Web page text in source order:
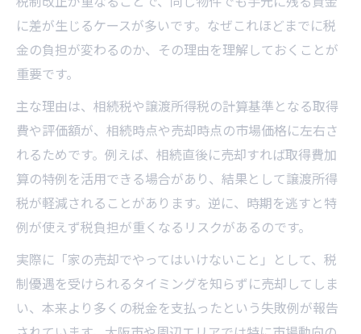
に差が生じるケースが多いです。なぜこれほどまでに税
金の負担が変わるのか、その理由を理解しておくことが
重要です。
主な理由は、相続税や譲渡所得税の計算基準となる取得
費や評価額が、相続時点や売却時点の市場価格に左右さ
れるためです。例えば、相続直後に売却すれば取得費加
算の特例を活用できる場合があり、結果として譲渡所得
税が軽減されることがあります。逆に、時期を逃すと特
例が使えず税負担が重くなるリスクがあるのです。
実際に「家の売却でやってはいけないこと」として、税
制優遇を受けられるタイミングを知らずに売却してしま
い、本来より多くの税金を支払ったという失敗例が報告